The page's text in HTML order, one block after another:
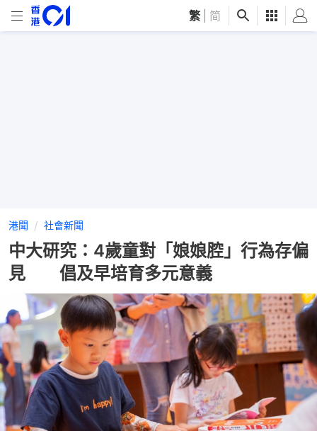
繁 简
港聞 社會新聞
中大研究：4歲童對「娘娘腔」行為存偏
見 倡及早培育多元意義